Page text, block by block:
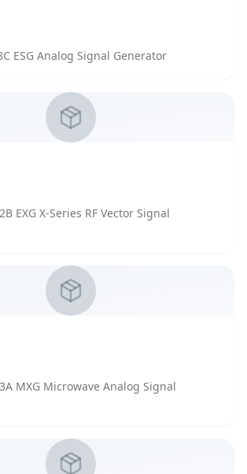
ESG Analog Signal Generator
EXG X-Series RF Vector Signal
MXG Microwave Analog Signal